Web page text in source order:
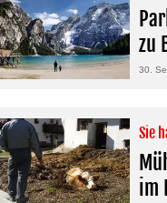
zu
30.
Sie
im